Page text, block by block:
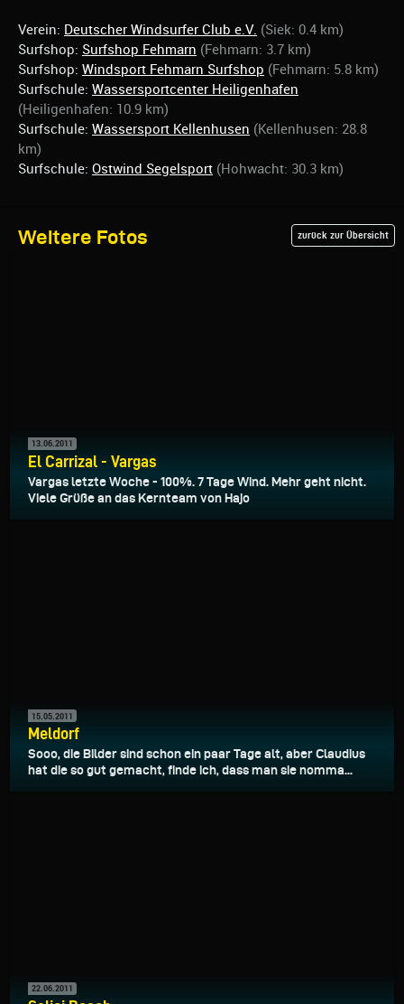
Verein: Deutscher Windsurfer Club e.V. (Siek: 0.4 km)
Surfshop: Surfshop Fehmarn (Fehmarn: 3.7 km)
Surfshop: Windsport Fehmarn Surfshop (Fehmarn: 5.8 km)
Surfschule: Wassersportcenter Heiligenhafen
(Heiligenhafen: 10.9 km)
Surfschule: Wassersport Kellenhusen (Kellenhusen: 28.8
km)
Surfschule: Ostwind Segelsport (Hohwacht: 30.3 km)
Weitere Fotos zurück zur Übersicht
13.06.2011
El Carrizal - Vargas
Vargas letzte Woche - 100%. 7 Tage Wind. Mehr geht nicht.
Viele Grüße an das Kernteam von Hajo
15.05.2011
Meldorf
Sooo, die Bilder sind schon ein paar Tage alt, aber Claudius
hat die so gut gemacht, finde ich, dass man sie nomma...
22.06.2011